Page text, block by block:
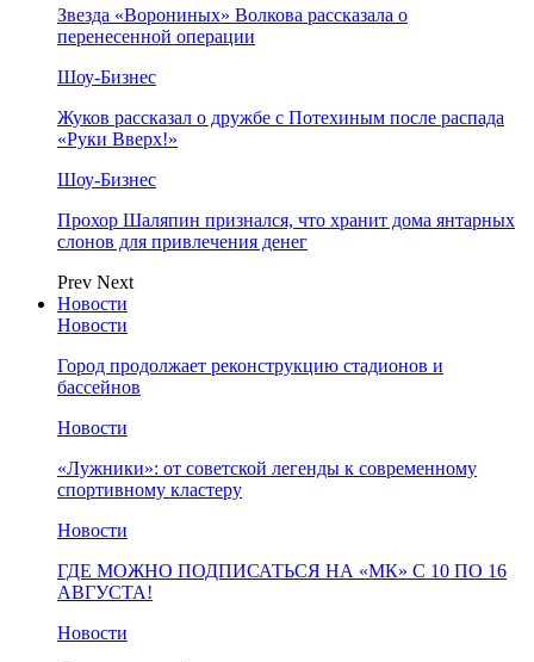
Звезда «Ворониных» Волкова рассказала о
перенесенной операции
Шоу-Бизнес
Жуков рассказал о дружбе с Потехиным после распада
«Руки Вверх!»
Шоу-Бизнес
Прохор Шаляпин признался, что хранит дома янтарных
слонов для привлечения денег
Prev Next
Новости
Новости
Город продолжает реконструкцию стадионов и
бассейнов
Новости
«Лужники»: от советской легенды к современному
спортивному кластеру
Новости
ГДЕ МОЖНО ПОДПИСАТЬСЯ НА «МК» С 10 ПО 16
АВГУСТА!
Новости